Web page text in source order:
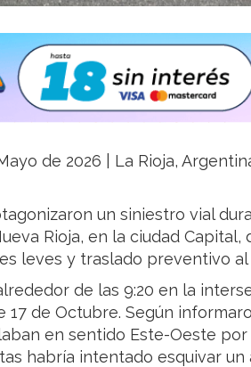
de 2026 | La Rioja,
un siniestro vial
Rioja, en la ciudad Capital,
leves y traslado preventivo al
de las 9:20 en la
17 de Octubre. Según
en sentido Este-Oeste
habría intentado esquivar